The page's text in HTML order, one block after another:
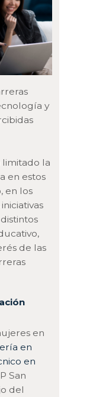
y
limitado la
en estos
en los
de las
en
en
en
San
del